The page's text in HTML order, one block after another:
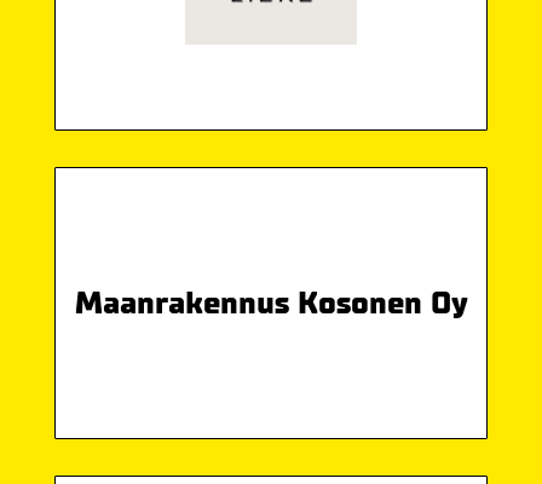
Maanrakennus Kosonen Oy